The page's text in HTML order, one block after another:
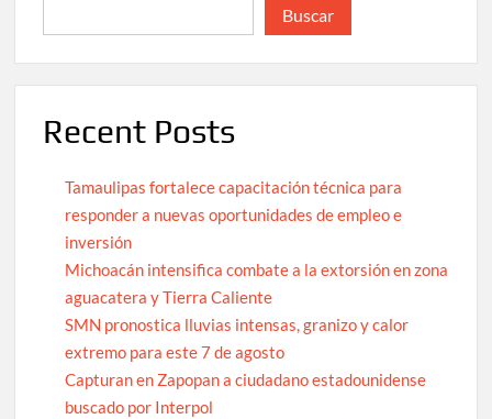
Buscar
Recent Posts
Tamaulipas fortalece capacitación técnica para
responder a nuevas oportunidades de empleo e
inversión
Michoacán intensifica combate a la extorsión en zona
aguacatera y Tierra Caliente
SMN pronostica lluvias intensas, granizo y calor
extremo para este 7 de agosto
Capturan en Zapopan a ciudadano estadounidense
buscado por Interpol